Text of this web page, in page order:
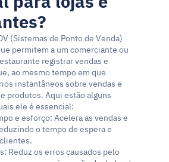
(Sistemas de Ponto de Venda)
permitem a um comerciante ou
registrar vendas e
ao mesmo tempo em que
instantâneos sobre vendas e
produtos. Aqui estão alguns
ele é essencial:
e esforço: Acelera as vendas e
o tempo de espera e
Reduz os erros causados pelo